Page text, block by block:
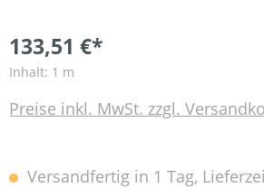
133,51 €*
Inhalt: 1 m
Preise inkl. MwSt. zzgl.
Versandfertig in 1 Tag,